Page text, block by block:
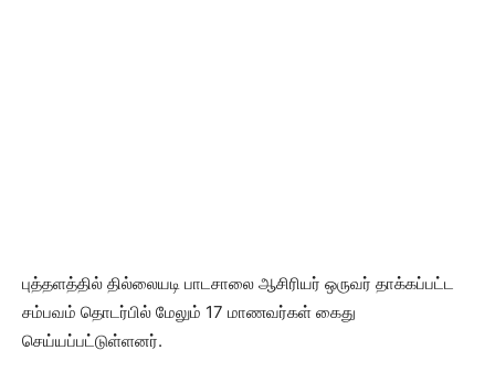
புத்தளத்தில் தில்லையடி பாடசாலை ஆசிரியர் ஒருவர் தாக்கப்பட்ட
சம்பவம் தொடர்பில் மேலும் 17 மாணவர்கள் கைது
செய்யப்பட்டுள்ளனர்.